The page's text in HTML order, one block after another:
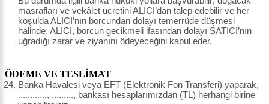
masrafları ve vekâlet ücretini ALICI’dan talep edebilir ve her
koşulda ALICI’nın borcundan dolayı temerrüde düşmesi
halinde, ALICI, borcun gecikmeli ifasından dolayı SATICI’nın
uğradığı zarar ve ziyanını ödeyeceğini kabul eder.
ÖDEME VE TESLİMAT
Banka Havalesi veya EFT (Elektronik Fon Transferi) yaparak,
............, ........., bankası hesaplarımızdan (TL) herhangi birine